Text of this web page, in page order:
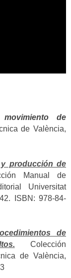
de
de València,
producción de
Manual de
Universitat
ISBN: 978-84-
de
Colección
de València,